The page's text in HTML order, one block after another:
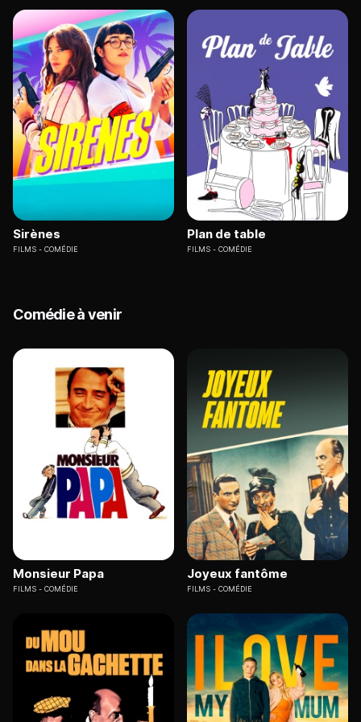
Sirènes
FILMS COMÉDIE
Plan de table
FILMS COMÉDIE
Comédie à venir
Monsieur Papa
FILMS COMÉDIE
Joyeux fantôme
FILMS COMÉDIE